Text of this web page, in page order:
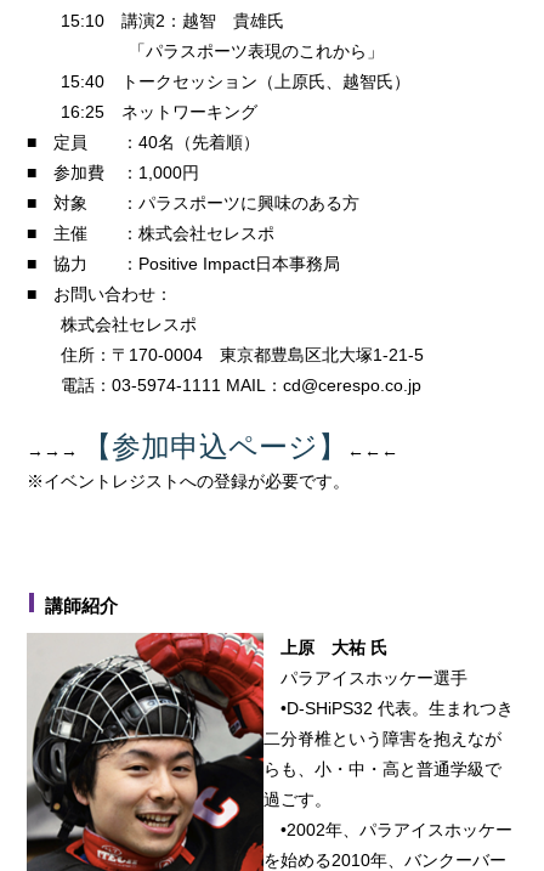
15:10 講演2：越智 貴雄氏
「パラスポーツ表現のこれから」
15:40 トークセッション（上原氏、越智氏）
16:25 ネットワーキング
■ 定員 ：40名（先着順）
■ 参加費 ：1,000円
■ 対象 ：パラスポーツに興味のある方
■ 主催 ：株式会社セレスポ
■ 協力 ：Positive Impact日本事務局
■ お問い合わせ：
株式会社セレスポ
住所：〒170-0004 東京都豊島区北大塚1-21-5
電話：03-5974-1111 MAIL：cd@cerespo.co.jp
→→→ 【参加申込ページ】
←←←
※イベントレジストへの登録が必要です。
講師紹介
上原 大祐 氏
パラアイスホッケー選手
•D-SHiPS32 代表。生まれつき
二分脊椎という障害を抱えなが
らも、小・中・高と普通学級で
過ごす。
•2002年、パラアイスホッケー
を始める2010年、バンクーバー